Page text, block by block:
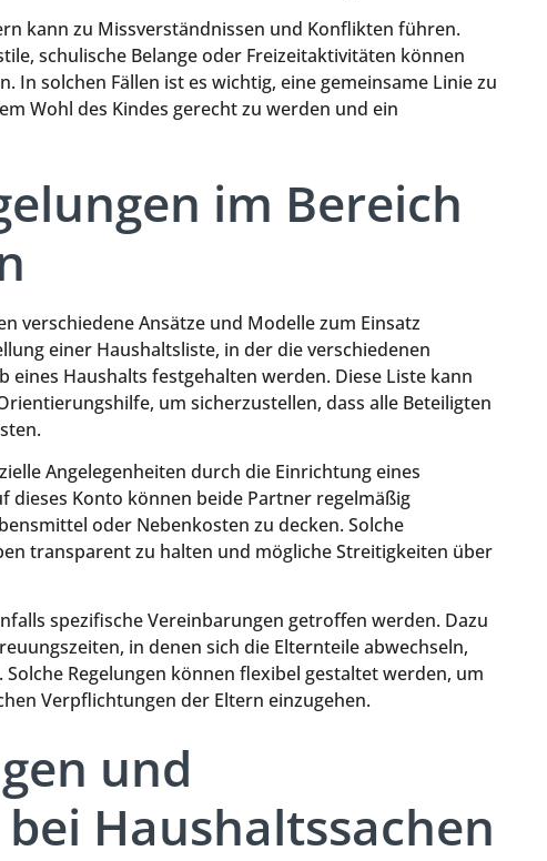
kann zu Missverständnissen und Konflikten führen.
schulische Belange oder Freizeitaktivitäten können
In solchen Fällen ist es wichtig, eine gemeinsame Linie zu
Wohl des Kindes gerecht zu werden und ein
im Bereich
verschiedene Ansätze und Modelle zum Einsatz
einer Haushaltsliste, in der die verschiedenen
Haushalts festgehalten werden. Diese Liste kann
um sicherzustellen, dass alle Beteiligten
Angelegenheiten durch die Einrichtung eines
dieses Konto können beide Partner regelmäßig
oder Nebenkosten zu decken. Solche
transparent zu halten und mögliche Streitigkeiten über
spezifische Vereinbarungen getroffen werden. Dazu
in denen sich die Elternteile abwechseln,
Regelungen können flexibel gestaltet werden, um
Verpflichtungen der Eltern einzugehen.
und
Haushaltssachen